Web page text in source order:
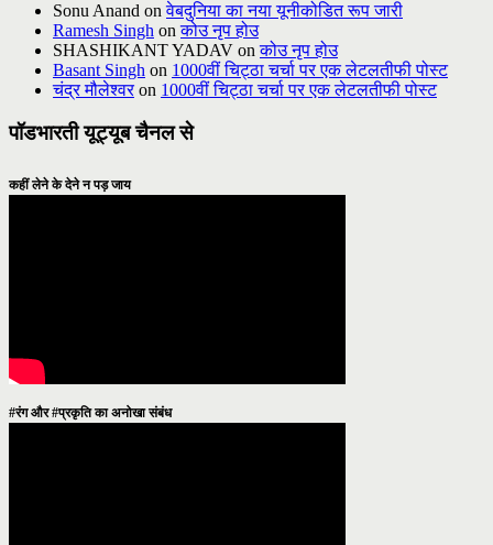
Sonu Anand onवेबदुनिया का नया यूनीकोडित रूप जारी
Ramesh Singh onकोउ नृप होउ
SHASHIKANT YADAV onकोउ नृप होउ
Basant Singh on 1000वीं चिट्ठा चर्चा पर एक लेटलतीफी पोस्ट
चंद्र मौलेश्वरon 1000वीं चिट्ठा चर्चा पर एक लेटलतीफी पोस्ट
पॉडभारती यूट्यूब चैनल से
कहीं लेने के देने न पड़ जाय
#रंग और #प्रकृति का अनोखा संबंध